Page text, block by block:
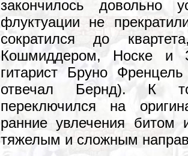
закончилось довольно
флуктуации не
сократился до
Кошмиддером, Носке и
гитарист Бруно
отвечал Бернд). К
переключился на
ранние увлечения
тяжелым и сложным